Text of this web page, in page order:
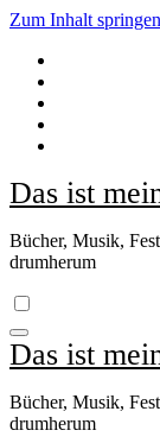
Zum Inhalt springen
Das ist
Bücher, Musik,
drumherum
Das ist
Bücher, Musik,
drumherum